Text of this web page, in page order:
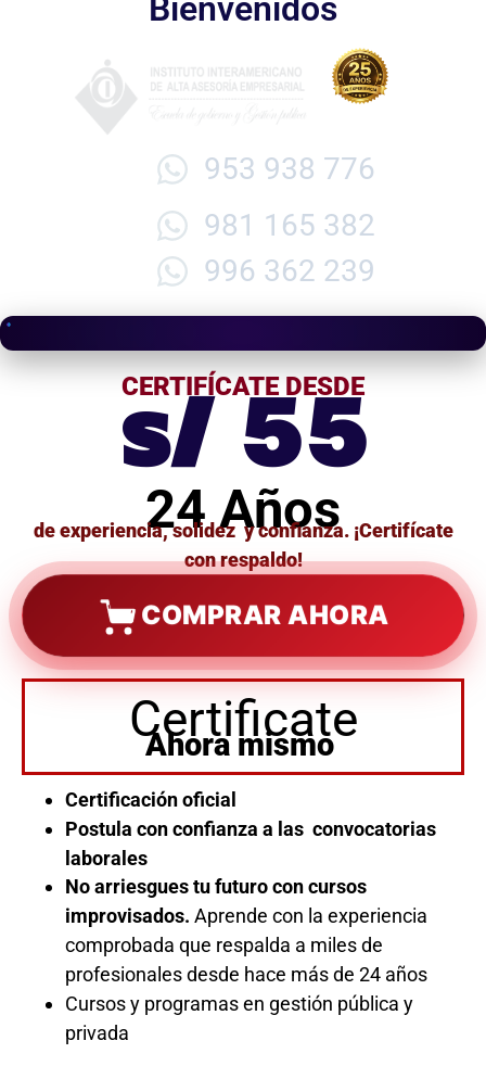
Bienvenidos
953 938 776
981 165 382
996 362 239
CERTIFÍCATE DESDE
s/ 55
24 Años
de experiencia, solidez y confianza. ¡Certifícate
con respaldo!
COMPRAR AHORA
Certificate
Ahora mismo
Certificación oficial
Postula con confianza a las convocatorias
laborales
No arriesgues tu futuro con cursos
improvisados. Aprende con la experiencia
comprobada que respalda a miles de
profesionales desde hace más de 24 años
Cursos y programas en gestión pública y
privada